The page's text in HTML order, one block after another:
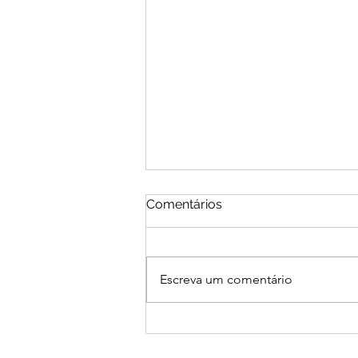
Comentários
Escreva um comentário